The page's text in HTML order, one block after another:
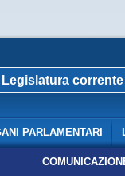
Legislatura corrente
PARLAMENTARI